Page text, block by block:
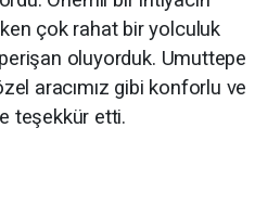
çok rahat bir yolculuk
oluyorduk. Umuttepe
aracımız gibi konforlu ve
teşekkür etti.